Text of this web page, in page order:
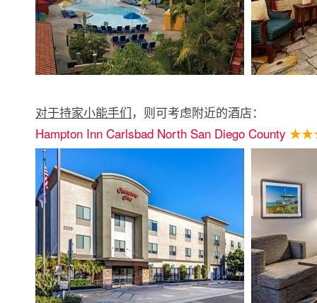
对于持家小能手们，则可考虑附近的酒店：
Hampton Inn Carlsbad North San Diego County